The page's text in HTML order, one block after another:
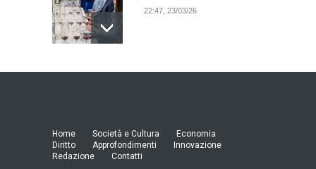
22:47, 23/03/26
Model Expo Italy 2025 a
21:25, 04/03/26
Verona Domani, aumenta il
Home Società e Cultura
Economia
Diritto
Approfondimenti
Innovazione
Redazione
Contatti